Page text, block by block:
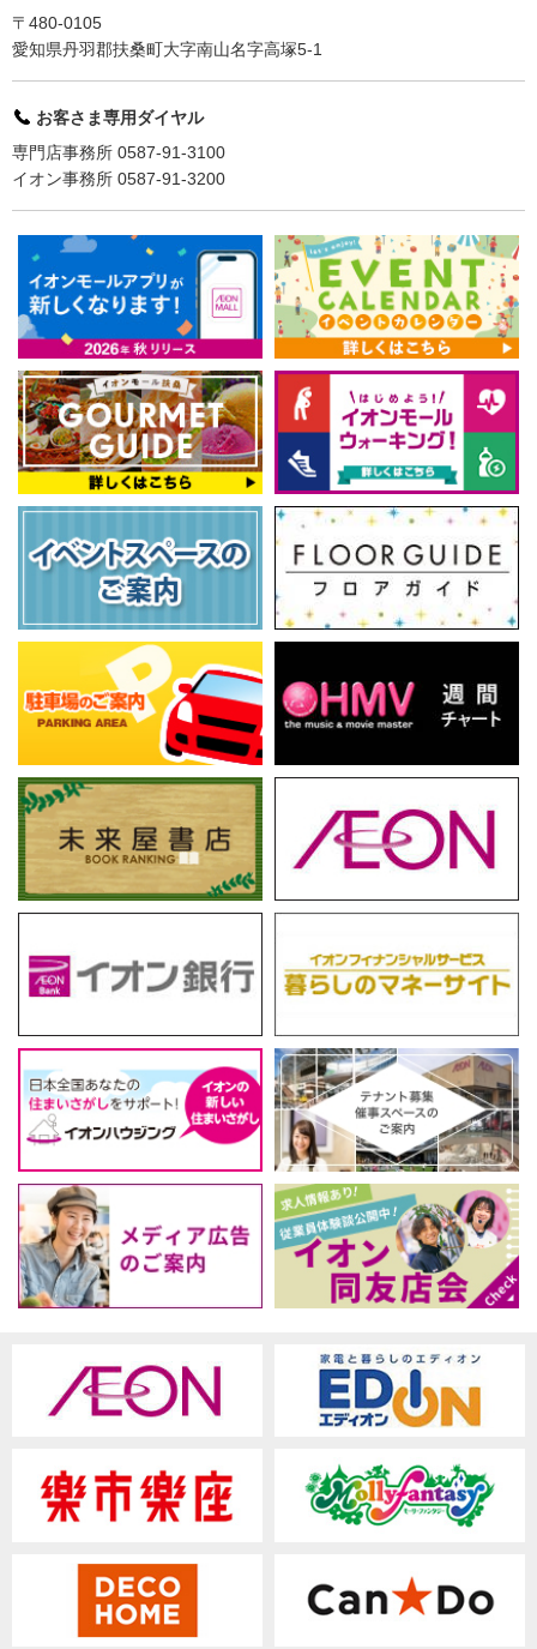
〒480-0105
愛知県丹羽郡扶桑町大字南山名字高塚5-1
お客さま専用ダイヤル
専門店事務所 0587-91-3100
イオン事務所 0587-91-3200